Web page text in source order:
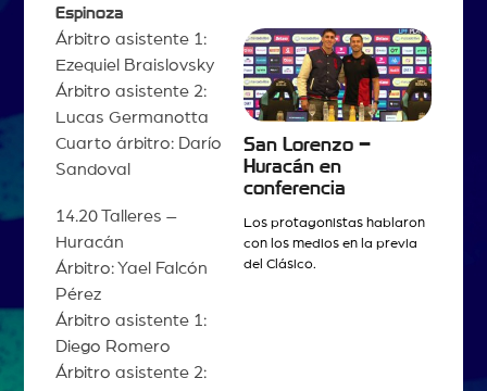
Espinoza
Árbitro asistente 1:
Ezequiel Braislovsky
Árbitro asistente 2:
Lucas Germanotta
Cuarto árbitro: Darío
Sandoval
14.20 Talleres –
Huracán
Árbitro: Yael Falcón
Pérez
Árbitro asistente 1:
Diego Romero
Árbitro asistente 2:
San Lorenzo –
Huracán en
conferencia
Los protagonistas hablaron
con los medios en la previa
del Clásico.